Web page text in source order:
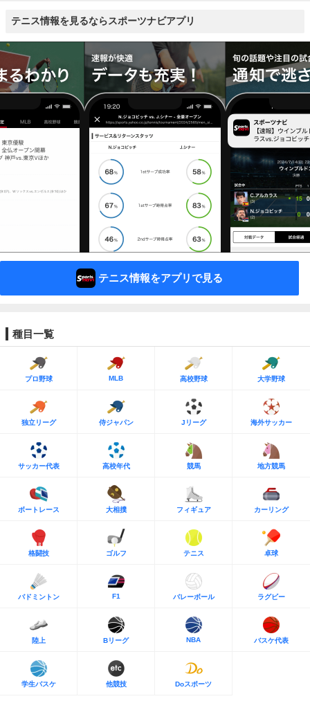
テニス情報を見るならスポーツナビアプリ
テニス情報をアプリで見る
種目一覧
プロ野球 MLB 高校野球 大学野球
独立リーグ 侍ジャパン Jリーグ 海外サッカー
サッカー代表 高校年代 競馬 地方競馬
ボートレース 大相撲 フィギュア カーリング
格闘技 ゴルフ テニス 卓球
バドミントン F1 バレーボール ラグビー
陸上 Bリーグ NBA バスケ代表
学生バスケ 他競技 Doスポーツ